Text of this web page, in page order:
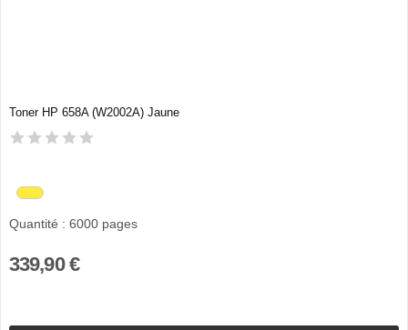
Toner HP 658A (W2002A) Jaune
Quantité : 6000 pages
339,90 €